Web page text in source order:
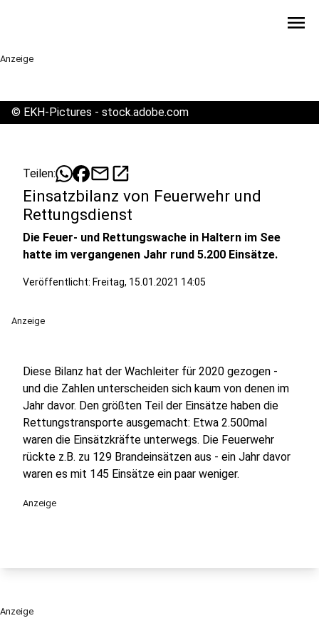
menu
Anzeige
© EKH-Pictures - stock.adobe.com
Teilen: mailopen_in_new
Einsatzbilanz von Feuerwehr und
Rettungsdienst
Die Feuer- und Rettungswache in Haltern im See
hatte im vergangenen Jahr rund 5.200 Einsätze.
Veröffentlicht: Freitag, 15.01.2021 14:05
Anzeige
Diese Bilanz hat der Wachleiter für 2020 gezogen -
und die Zahlen unterscheiden sich kaum von denen im
Jahr davor. Den größten Teil der Einsätze haben die
Rettungstransporte ausgemacht: Etwa 2.500mal
waren die Einsätzkräfte unterwegs. Die Feuerwehr
rückte z.B. zu 129 Brandeinsätzen aus - ein Jahr davor
waren es mit 145 Einsätze ein paar weniger.
Anzeige
Anzeige